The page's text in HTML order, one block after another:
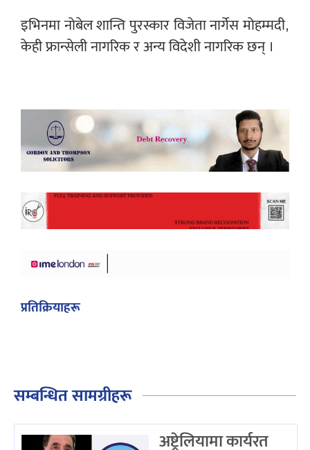
इभिनमा नोबेल शान्ति पुरस्कार विजेता नार्गेस मोहम्मदी,
केही फ्रान्सेली नागरिक र अन्य विदेशी नागरिक छन् ।
प्रतिक्रियाहरू
सम्बन्धित सामग्रीहरू
अष्ट्रेलियामा कार्यरत